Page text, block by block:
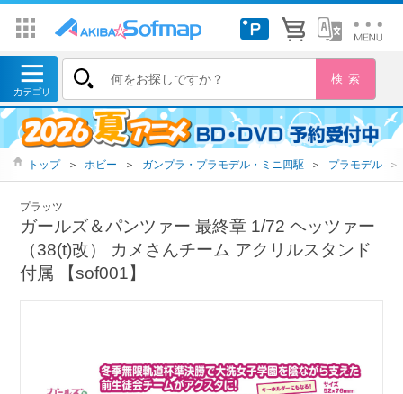
トップ ＞ ホビー ＞ ガンプラ・プラモデル・ミニ四駆 ＞ プラモデル ＞
プラッツ
ガールズ＆パンツァー 最終章 1/72 ヘッツァー
（38(t)改） カメさんチーム アクリルスタンド
付属 【sof001】